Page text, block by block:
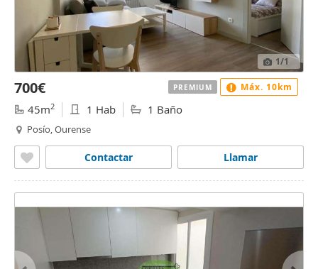
1/1
700€
45m2 1 Hab 1 Baño
Posío, Ourense
Llamar
Contactar
PREMIUM Máx. 10km